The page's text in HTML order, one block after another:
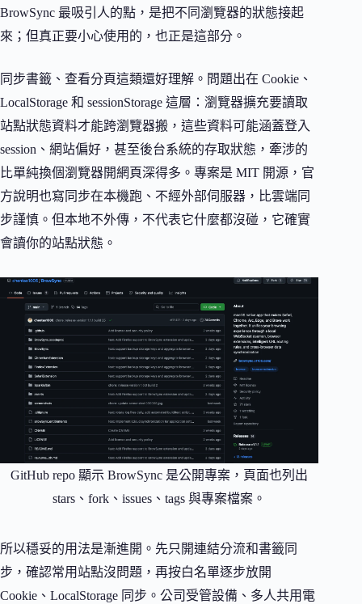
BrowSync 最吸引人的點，是把不同瀏覽器的狀態接起
來；但真正要小心使用的，也正是這部分。
同步書籤、查看分頁這類還好理解。問題出在 Cookie、
LocalStorage 和 sessionStorage 這層：瀏覽器擴充要讀取
站點狀態資料才能跨瀏覽器搬，這些資料可能涵蓋登入
session、網站偏好，甚至後台系統的存取狀態，牽涉的
比單純換個瀏覽器開網頁深得多。專案是 MIT 開源，官
方說明也寫同步在本機跑、不經外部伺服器，比雲端同
步謹慎。但本地不外傳，不代表它什麼都沒碰，它確實
會讀你的站點狀態。
GitHub repo 顯示 BrowSync 是公開專案，頁面也列出
stars、fork、issues、tags 與專案檔案。
所以穩妥的用法是漸進開。先只開連結分流和書籤同
步，確認常用站點沒問題，再按白名單逐步放開
Cookie、LocalStorage 同步。公司受管設備、多人共用電